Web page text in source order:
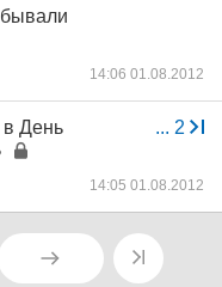
14:06 01.08.2012
... 2
в День
14:05 01.08.2012